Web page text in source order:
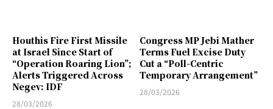
Houthis Fire First Missile
at Israel Since Start of
“Operation Roaring Lion”;
Alerts Triggered Across
Negev: IDF
28/03/2026
Congress MP Jebi Mather
Terms Fuel Excise Duty
Cut a “Poll-Centric
Temporary Arrangement”
28/03/2026